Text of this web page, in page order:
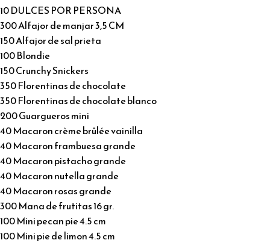
10 DULCES POR PERSONA
300 Alfajor de manjar 3,5 CM
150 Alfajor de sal prieta
100 Blondie
150 Crunchy Snickers
350 Florentinas de chocolate
350 Florentinas de chocolate blanco
200 Guargueros mini
40 Macaron crème brûlée vainilla
40 Macaron frambuesa grande
40 Macaron pistacho grande
40 Macaron nutella grande
40 Macaron rosas grande
300 Mana de frutitas 16 gr.
100 Mini pecan pie 4.5 cm
100 Mini pie de limon 4.5 cm